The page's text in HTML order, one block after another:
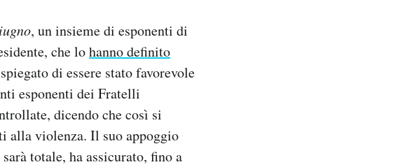
, un insieme di esponenti di
che lohanno definito
di essere stato favorevole
esponenti dei Fratelli
dicendo che così si
alla violenza. Il suo appoggio
totale, ha assicurato, fino a